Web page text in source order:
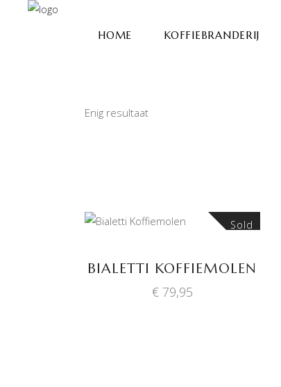
HOME KOFFIEBRANDERIJ
Enig resultaat
Sold
BIALETTI KOFFIEMOLEN
€79,95